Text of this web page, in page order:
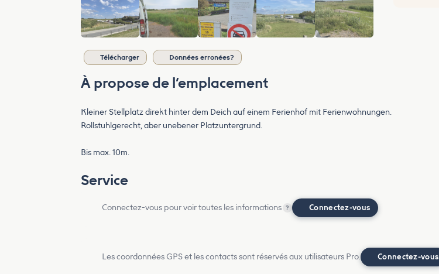
Télécharger Données erronées?
À propose de l’emplacement
Kleiner Stellplatz direkt hinter dem Deich auf einem Ferienhof mit Ferienwohnungen.
Rollstuhlgerecht, aber unebener Platzuntergrund.
Bis max. 10m.
Service
Connectez-vous pour voir toutes les informations ? Connectez-vous
Les coordonnées GPS et les contacts sont réservés aux utilisateurs Pro. Connectez-vous